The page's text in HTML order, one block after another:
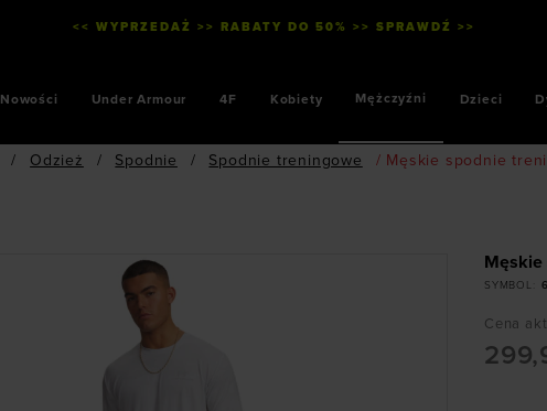
<< WYPRZEDAŻ >> RABATY DO 50% >> SPRAWDŹ >>
Nowości Under Armour 4F Kobiety Mężczyźni Dzieci
/ Odzież / Spodnie / Spodnie treningowe / Męskie spodnie
Męskie
SYMBOL
Cena